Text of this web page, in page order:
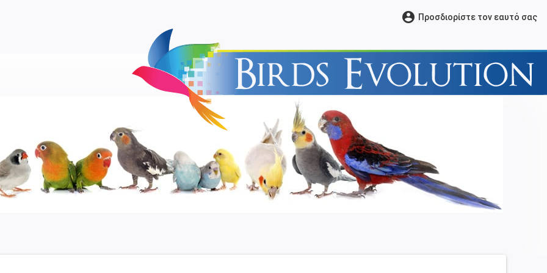
account_circle Προσδιορίστε τον εαυτό σας